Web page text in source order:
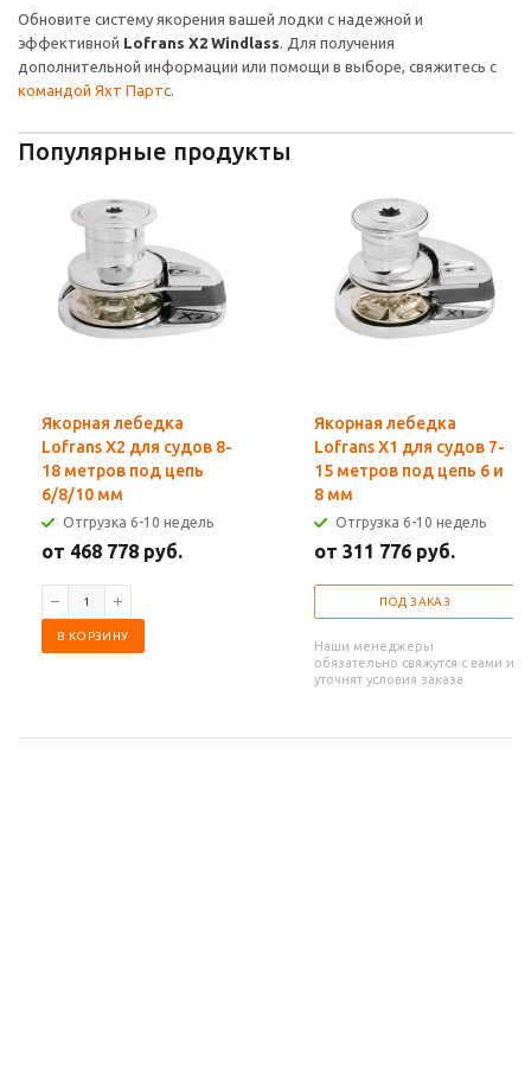
Обновите систему якорения вашей лодки с надежной и
эффективной Lofrans X2 Windlass. Для получения
дополнительной информации или помощи в выборе, свяжитесь с
командой Яхт Партс.
Популярные продукты
Якорная лебедка
Lofrans X2 для судов 8-
18 метров под цепь
6/8/10 мм
Отгрузка 6-10 недель
от 468 778 руб.
В КОРЗИНУ
Якорная лебедка
Lofrans X1 для судов 7-
15 метров под цепь 6 и
8 мм
Отгрузка 6-10 недель
от 311 776 руб.
ПОД ЗАКАЗ
Наши менеджеры
обязательно свяжутся с вами и
уточнят условия заказа